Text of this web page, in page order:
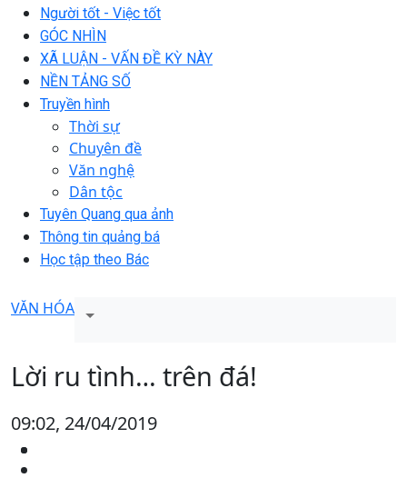
Người tốt - Việc tốt
GÓC NHÌN
XÃ LUẬN - VẤN ĐỀ KỲ NÀY
NỀN TẢNG SỐ
Truyền hình
Thời sự
Chuyên đề
Văn nghệ
Dân tộc
Tuyên Quang qua ảnh
Thông tin quảng bá
Học tập theo Bác
VĂN HÓA
Lời ru tình… trên đá!
09:02, 24/04/2019